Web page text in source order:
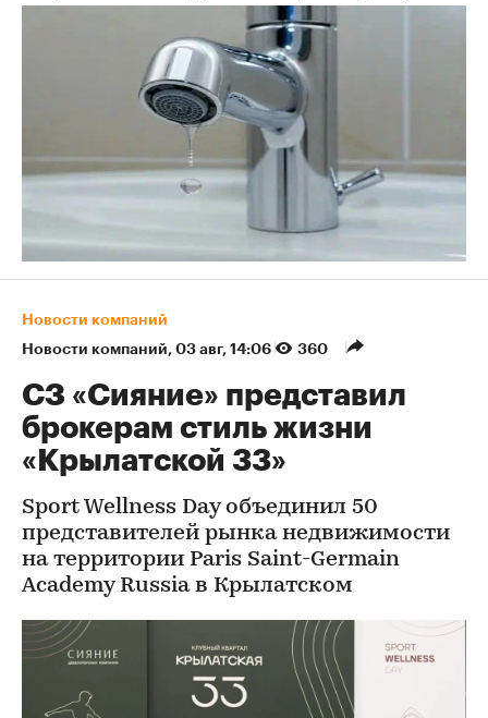
Новости компаний
Новости компаний⁠, 03 авг, 14:06 360
СЗ «Сияние» представил
брокерам стиль жизни
«Крылатской 33»
Sport Wellness Day объединил 50
представителей рынка недвижимости
на территории Paris Saint-Germain
Academy Russia в Крылатском